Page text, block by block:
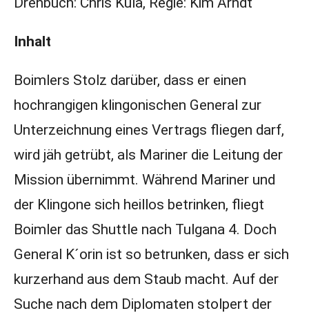
Inhalt
Boimlers Stolz darüber, dass er einen
hochrangigen klingonischen General zur
Unterzeichnung eines Vertrags fliegen darf,
wird jäh getrübt, als Mariner die Leitung der
Mission übernimmt. Während Mariner und
der Klingone sich heillos betrinken, fliegt
Boimler das Shuttle nach Tulgana 4. Doch
General K´orin ist so betrunken, dass er sich
kurzerhand aus dem Staub macht. Auf der
Suche nach dem Diplomaten stolpert der